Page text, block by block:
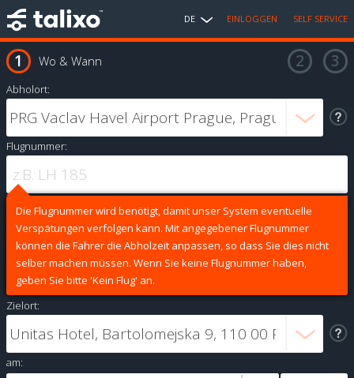
DE EINLOGGEN SELF SERVICE
Wo & Wann
Abholort:
Flugnummer:
Die Flugnummer wird benötigt, damit unser System eventuelle
Verspätungen verfolgen kann. Mit angegebener Flugnummer
können die Fahrer die Abholzeit anpassen, so dass Sie dies nicht
selber machen müssen. Wenn Sie keine Flugnummer haben,
geben Sie bitte 'Kein Flug' an.
Zielort:
am: